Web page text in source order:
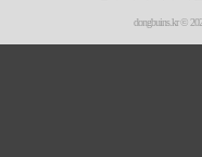
dongbuins.kr ©